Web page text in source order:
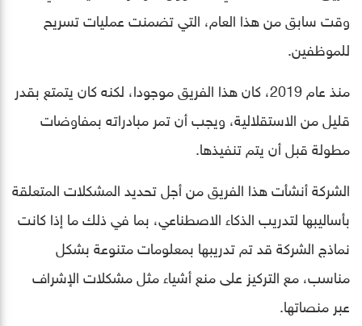
وقت سابق من هذا العام، التي تضمنت عمليات تسريح
للموظفين.
منذ عام 2019، كان هذا الفريق موجودا، لكنه كان يتمتع بقدر
قليل من الاستقلالية، ويجب أن تمر مبادراته بمفاوضات
مطولة قبل أن يتم تنفيذها.
الشركة أنشأت هذا الفريق من أجل تحديد المشكلات المتعلقة
بأساليبها لتدريب الذكاء الاصطناعي، بما في ذلك ما إذا كانت
نماذج الشركة قد تم تدريبها بمعلومات متنوعة بشكل
مناسب، مع التركيز على منع أشياء مثل مشكلات الإشراف
عبر منصاتها.